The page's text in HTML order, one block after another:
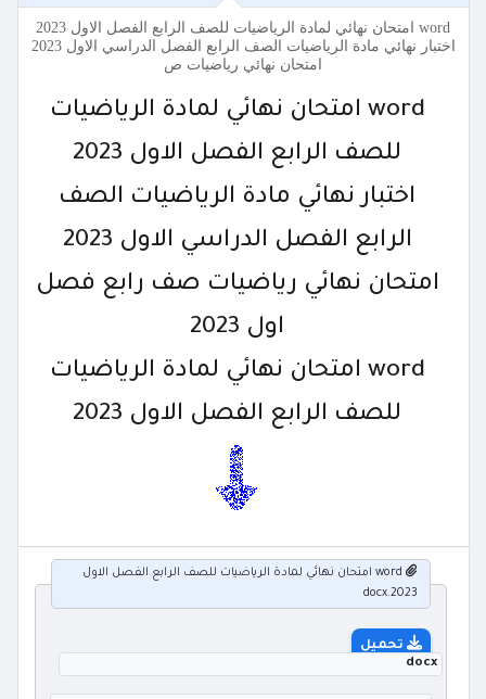
word امتحان نهائي لمادة الرياضيات للصف الرابع الفصل الاول 2023
اختبار نهائي مادة الرياضيات الصف الرابع الفصل الدراسي الاول 2023
امتحان نهائي رياضيات ص
word امتحان نهائي لمادة الرياضيات
للصف الرابع الفصل الاول 2023
اختبار نهائي مادة الرياضيات الصف
الرابع الفصل الدراسي الاول 2023
امتحان نهائي رياضيات صف رابع فصل
اول 2023
word امتحان نهائي لمادة الرياضيات
للصف الرابع الفصل الاول 2023
word امتحان نهائي لمادة الرياضيات للصف الرابع الفصل الاول
2023.docx
تحميل
docx